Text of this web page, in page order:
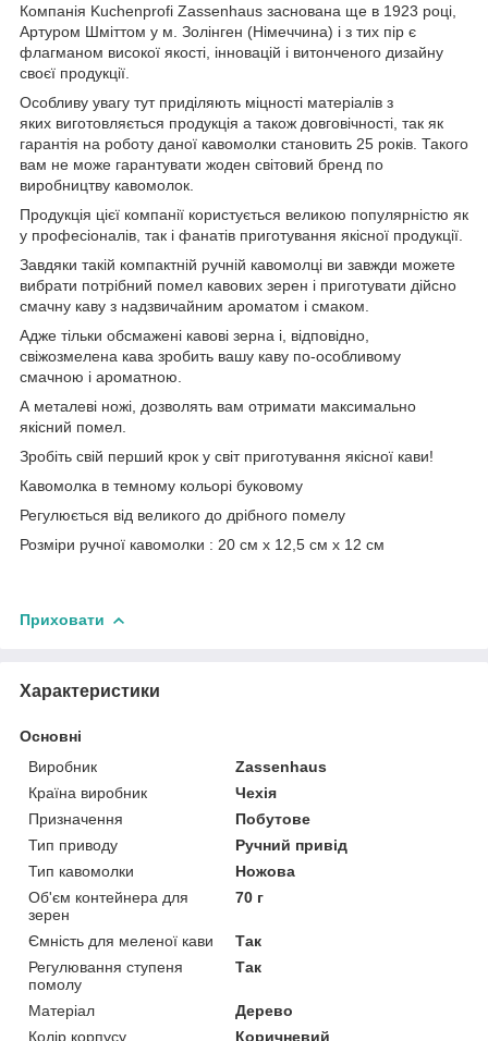
Компанія Kuchenprofi Zassenhaus заснована ще в 1923 році,
Артуром Шміттом у м. Золінген (Німеччина) і з тих пір є
флагманом високої якості, інновацій і витонченого дизайну
своєї продукції.
Особливу увагу тут приділяють міцності матеріалів з
яких виготовляється продукція а також довговічності, так як
гарантія на роботу даної кавомолки становить 25 років. Такого
вам не може гарантувати жоден світовий бренд по
виробництву кавомолок.
Продукція цієї компанії користується великою популярністю як
у професіоналів, так і фанатів приготування якісної продукції.
Завдяки такій компактній ручній кавомолці ви завжди можете
вибрати потрібний помел кавових зерен і приготувати дійсно
смачну каву з надзвичайним ароматом і смаком.
Адже тільки обсмажені кавові зерна і, відповідно,
свіжозмелена кава зробить вашу каву по-особливому
смачною і ароматною.
А металеві ножі, дозволять вам отримати максимально
якісний помел.
Зробіть свій перший крок у світ приготування якісної кави!
Кавомолка в темному кольорі буковому
Регулюється від великого до дрібного помелу
Розміри ручної кавомолки : 20 см х 12,5 см х 12 см
Приховати
Характеристики
Основні
Виробник
Zassenhaus
Країна виробник
Чехія
Призначення
Побутове
Тип приводу
Ручний привід
Тип кавомолки
Ножова
Об'єм контейнера для
зерен
70 г
Ємність для меленої кави
Так
Регулювання ступеня
помолу
Так
Матеріал
Дерево
Колір корпусу
Коричневий